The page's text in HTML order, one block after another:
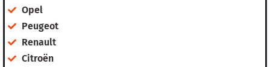
Opel
Peugeot
Renault
Citroën